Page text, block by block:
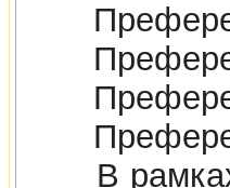
В рамках